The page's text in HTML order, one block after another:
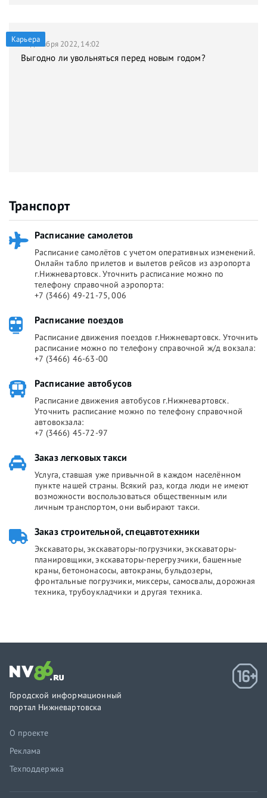
Карьера
21 декабря 2022, 14:02
Выгодно ли увольняться перед новым годом?
Транспорт
Расписание самолетов
Расписание самолётов с учетом оперативных изменений.
Онлайн табло прилетов и вылетов рейсов из аэропорта
г.Нижневартовск. Уточнить расписание можно по
телефону справочной аэропорта:
+7 (3466) 49-21-75, 006
Расписание поездов
Расписание движения поездов г.Нижневартовск. Уточнить
расписание можно по телефону справочной ж/д вокзала:
+7 (3466) 46-63-00
Расписание автобусов
Расписание движения автобусов г.Нижневартовск.
Уточнить расписание можно по телефону справочной
автовокзала:
+7 (3466) 45-72-97
Заказ легковых такси
Услуга, ставшая уже привычной в каждом населённом
пункте нашей страны. Всякий раз, когда люди не имеют
возможности воспользоваться общественным или
личным транспортом, они выбирают такси.
Заказ строительной, спецавтотехники
Экскаваторы, экскаваторы-погрузчики, экскаваторы-
планировщики, экскаваторы-перегрузчики, башенные
краны, бетононасосы, автокраны, бульдозеры,
фронтальные погрузчики, миксеры, самосвалы, дорожная
техника, трубоукладчики и другая техника.
Городской информационный
портал Нижневартовска
О проекте
Реклама
Техподдержка